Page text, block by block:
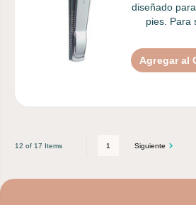
diseñado
pies. Para
Agregar al
12 of 17 Items 1 Siguiente